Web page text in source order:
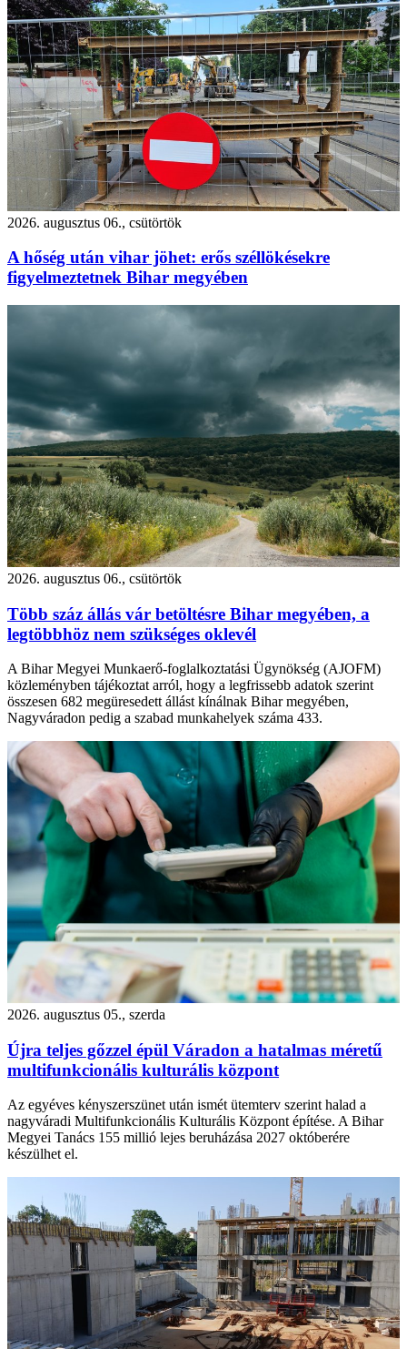
2026. augusztus 06., csütörtök
A hőség után vihar jöhet: erős széllökésekre
figyelmeztetnek Bihar megyében
2026. augusztus 06., csütörtök
Több száz állás vár betöltésre Bihar megyében, a
legtöbbhöz nem szükséges oklevél
A Bihar Megyei Munkaerő-foglalkoztatási Ügynökség (AJOFM)
közleményben tájékoztat arról, hogy a legfrissebb adatok szerint
összesen 682 megüresedett állást kínálnak Bihar megyében,
Nagyváradon pedig a szabad munkahelyek száma 433.
2026. augusztus 05., szerda
Újra teljes gőzzel épül Váradon a hatalmas méretű
multifunkcionális kulturális központ
Az egyéves kényszerszünet után ismét ütemterv szerint halad a
nagyváradi Multifunkcionális Kulturális Központ építése. A Bihar
Megyei Tanács 155 millió lejes beruházása 2027 októberére
készülhet el.